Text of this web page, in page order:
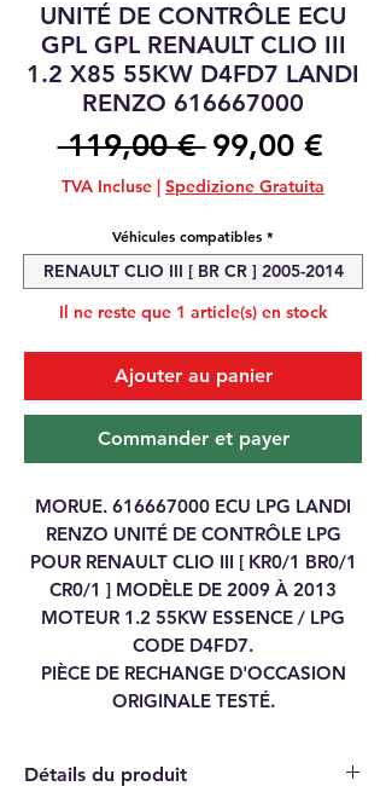
UNITÉ DE CONTRÔLE ECU
GPL GPL RENAULT CLIO III
1.2 X85 55KW D4FD7 LANDI
RENZO 616667000
119,00 € Prix
original
99,00 €Prix
TVA Incluse | Spedizione Gratuita
Véhicules compatibles *
RENAULT CLIO III [ BR CR ] 2005-2014
Il ne reste que 1 article(s) en stock
Ajouter au panier
Commander et payer
MORUE. 616667000 ECU LPG LANDI
RENZO UNITÉ DE CONTRÔLE LPG
POUR RENAULT CLIO III [ KR0/1 BR0/1
CR0/1 ] MODÈLE DE 2009 À 2013
MOTEUR 1.2 55KW ESSENCE / LPG
CODE D4FD7.
PIÈCE DE RECHANGE D'OCCASION
ORIGINALE TESTÉ.
Détails du produit